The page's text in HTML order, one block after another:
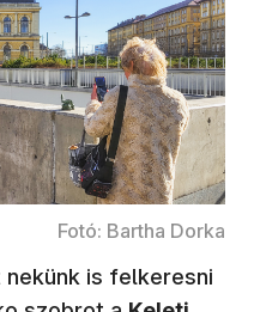
Fotó: Bartha Dorka
is felkeresni